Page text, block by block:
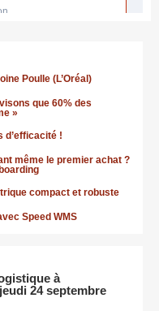
Poulle (L’Oréal)
que 60% des
»
d’efficacité !
même le premier achat ?
compact et robuste
Speed WMS
à
24 septembre